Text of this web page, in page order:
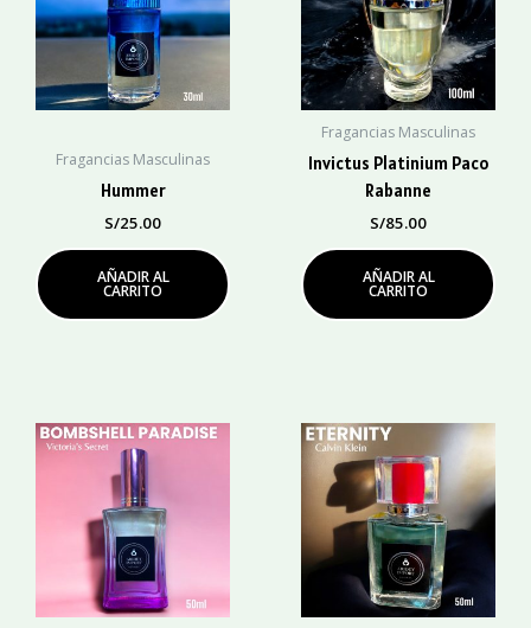
Fragancias Masculinas
Hummer
S/25.00
AÑADIR AL
CARRITO
Fragancias Masculinas
Invictus Platinium Paco
Rabanne
S/85.00
AÑADIR AL
CARRITO